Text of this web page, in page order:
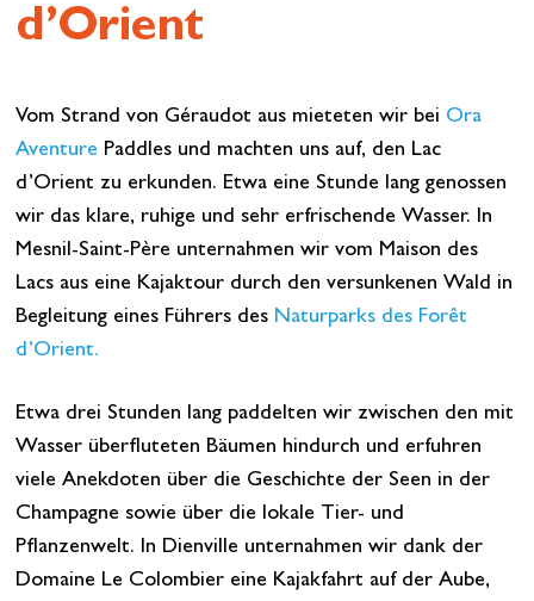
d’Orient
Vom Strand von Géraudot aus mieteten wir bei Ora
Aventure Paddles und machten uns auf, den Lac
d’Orient zu erkunden. Etwa eine Stunde lang genossen
wir das klare, ruhige und sehr erfrischende Wasser. In
Mesnil-Saint-Père unternahmen wir vom Maison des
Lacs aus eine Kajaktour durch den versunkenen Wald in
Begleitung eines Führers des Naturparks des Forêt
d’Orient.
Etwa drei Stunden lang paddelten wir zwischen den mit
Wasser überfluteten Bäumen hindurch und erfuhren
viele Anekdoten über die Geschichte der Seen in der
Champagne sowie über die lokale Tier- und
Pflanzenwelt. In Dienville unternahmen wir dank der
Domaine Le Colombier eine Kajakfahrt auf der Aube,